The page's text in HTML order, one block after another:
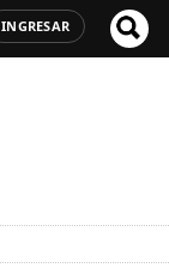
INGRESAR